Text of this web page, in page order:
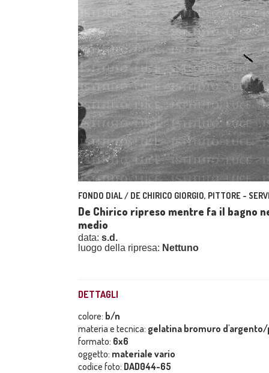
FONDO DIAL / DE CHIRICO GIORGIO, PITTORE -
De Chirico ripreso mentre fa il bagno
medio
data: s.d.
luogo della ripresa: Nettuno
DETTAGLI
colore: b/n
materia e tecnica: gelatina bromuro
formato: 6x6
oggetto: materiale vario
codice foto: DAD044-65